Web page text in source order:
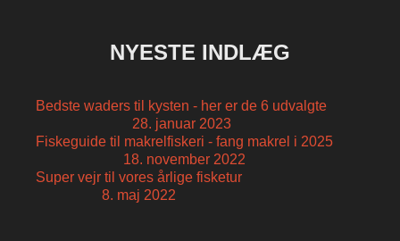
NYESTE INDLÆG
Bedste waders til kysten - her er de 6 udvalgte
28. januar 2023
Fiskeguide til makrelfiskeri - fang makrel i 2025
18. november 2022
Super vejr til vores årlige fisketur
8. maj 2022